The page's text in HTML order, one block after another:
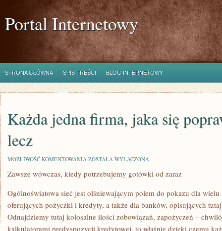
Portal Internetowy
STRONA GŁÓWNA SPIS TREŚCI BLOG INTERNETOWY
Każda jedna firma, jaka się
lecz
MOŻLIWOŚĆ KOMENTOWANIA KAŻDA
FIRMA,
POPRAWNIE
EWOLUUJE,
LECZ
ZOSTAŁA WYŁĄCZONA
Zawsze wówczas, kiedy potrzebujemy gotówki od zaraz
Ogólnoświatowa sieć jest olśniewającym polem do pokazu dla
oferujących pożyczki i kredyty, a także dla banków, opisujących tutaj
Odnajdziemy tutaj kolosalne ilości zobowiązań, zapożyczeń –
kalkulatorami predyspozycji kredytowej, to właśnie dzięki czemu